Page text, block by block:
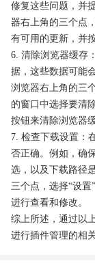
修复这些问题，并
器右上角的三个点
有可用的更新，并
6. 清除浏览器缓存
据，这些数据可能
浏览器右上角的三
的窗口中选择要清
按钮来清除浏览器缓
7. 检查下载设置：
否正确。例如，确
选，以及下载路径
三个点，选择“设置
进行查看和修改。
综上所述，通过以
进行插件管理的相